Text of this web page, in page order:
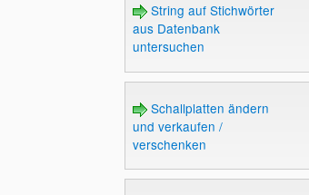
String auf Stichwörter
aus Datenbank
untersuchen
Schallplatten ändern
und verkaufen /
verschenken